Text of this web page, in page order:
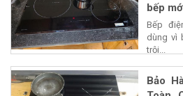
bếp
Bếp
dùng vì
trội...
Bảo